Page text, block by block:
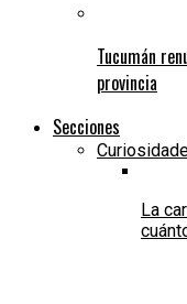
Tucumán
provincia
Secciones
La